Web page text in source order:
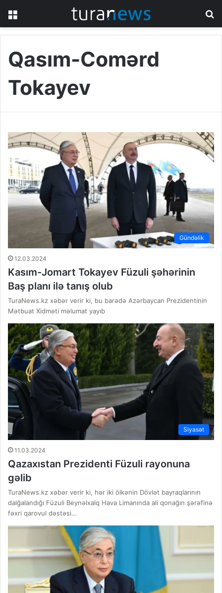
Qasım-Comərd
Tokayev
Gündəlik
12.03.2024
Kasım-Jomart Tokayev Füzuli şəhərinin
Baş planı ilə tanış olub
TuraNews.kz xəbər verir ki, bu barədə Azərbaycan Prezidentinin
Mətbuat Xidməti məlumat yayıb
Siyasət
11.03.2024
Qazaxıstan Prezidenti Füzuli rayonuna
gəlib
TuraNews.kz xəbər verir ki, hər iki ölkənin Dövlət bayraqlarının
dalğalandığı Füzuli Beynəlxalq Hava Limanında ali qonağın şərəfinə
fəxri qarovul dəstəsi…